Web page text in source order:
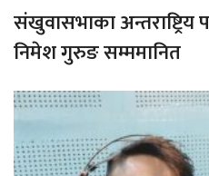
संखुवासभाका
निमेश गुरुङ सम्ममानित